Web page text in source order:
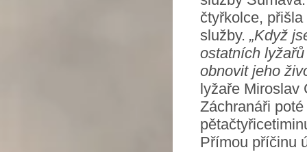
čtyřkolce,
služby. „Když
ostatních
obnovit jeho
lyžaře
Záchranáři
Přímou příčinu